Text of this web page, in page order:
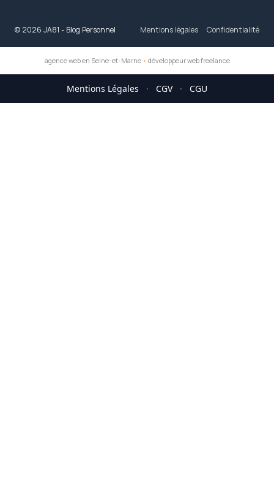
© 2026 JA81 - Blog Personnel Mentions légales Confidentialité
agence web en Seine-et-Marne• développeur web freelance
Mentions Légales · CGV · CGU